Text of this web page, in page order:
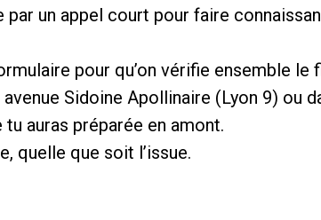
par un appel court pour faire
pour qu’on vérifie ensemble le
Sidoine Apollinaire (Lyon 9) ou
auras préparée en amont.
quelle que soit l’issue.